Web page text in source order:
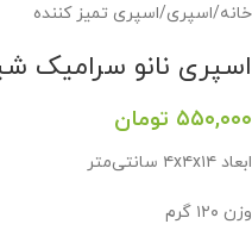
خانه/اسپری/اسپری تمیز کننده
اسپری نانو سرامیک
۵۵۰,۰۰۰ تومان
ابعاد ۴x۴x۱۴ سانتی‌متر
وزن ۱۲۰ گرم